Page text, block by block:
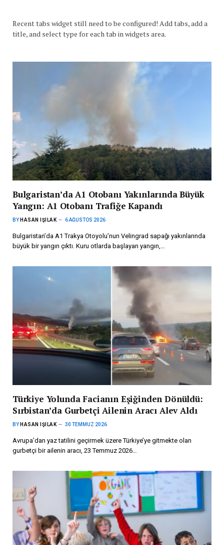
Recent tabs widget still need to be configured! Add tabs, add a
title, and select type for each tab in widgets area.
Bulgaristan’da A1 Otobanı Yakınlarında Büyük
Yangın: A1 Otobanı Trafiğe Kapandı
BY HASAN IŞILAK 6 AĞUSTOS 2026
Bulgaristan’da A1 Trakya Otoyolu’nun Velingrad sapağı yakınlarında
büyük bir yangın çıktı. Kuru otlarda başlayan yangın,…
Türkiye Yolunda Facianın Eşiğinden Dönüldü:
Sırbistan’da Gurbetçi Ailenin Aracı Alev Aldı
BY HASAN IŞILAK 30 TEMMUZ 2026
Avrupa’dan yaz tatilini geçirmek üzere Türkiye’ye gitmekte olan
gurbetçi bir ailenin aracı, 23 Temmuz 2026…